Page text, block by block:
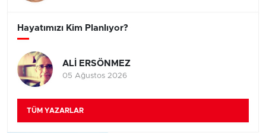
Hayatımızı Kim Planlıyor?
ALİ ERSÖNMEZ
05 Ağustos 2026
TÜM YAZARLAR